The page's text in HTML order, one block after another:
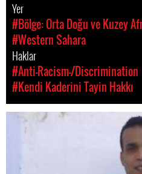
Yer
#Bölge: Orta Doğu ve Kuzey
#Western Sahara
Haklar
#Anti-Racism-/Discrimination
#Kendi Kaderini Tayin Hakkı